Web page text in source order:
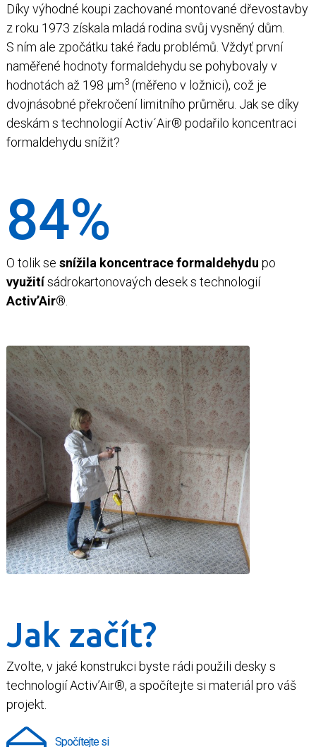
Díky výhodné koupi zachované montované dřevostavby
z roku 1973 získala mladá rodina svůj vysněný dům.
S ním ale zpočátku také řadu problémů. Vždyť první
naměřené hodnoty formaldehydu se pohybovaly v
hodnotách až 198 µm3 (měřeno v ložnici), což je
dvojnásobné překročení limitního průměru. Jak se díky
deskám s technologií Activ´Air® podařilo koncentraci
formaldehydu snížit?
84%
O tolik se snížila koncentrace formaldehydu po
využitísádrokartonovaých desek s technologií
Activ’Air®
Jak začít?
Zvolte, v jaké konstrukci byste rádi použili desky s
technologií Activ’Air®, a spočítejte si materiál pro váš
projekt.
Spočítejte si